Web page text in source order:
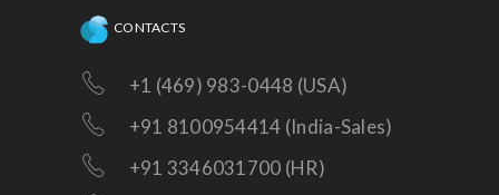
CONTACTS
+1 (469) 983-0448 (USA)
+91 8100954414 (India-Sales)
+91 3346031700 (HR)